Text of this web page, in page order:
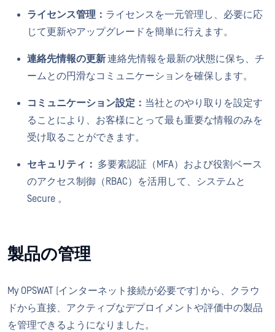
ライセンス管理： ライセンスを一元管理し、必要に応
じて更新やアップグレードを簡単に行えます。
連絡先情報の更新連絡先情報を最新の状態に保ち、チ
ームとの円滑なコミュニケーションを確保します。
コミュニケーション設定： 当社とのやり取りを設定す
ることにより、お客様にとって最も重要な情報のみを
受け取ることができます。
セキュリティ： 多要素認証（MFA）および役割ベース
のアクセス制御（RBAC）を活用して、システムと
Secure 。
製品の管理
My OPSWAT (インターネット接続が必要です) から、クラウ
ドから直接、アクティブなデプロイメントや評価中の製品
を管理できるようになりました。